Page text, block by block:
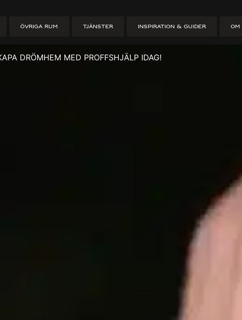
ÖVRIGA RUM TJÄNSTER INSPIRATION & GUIDER OM
Skapa
DRÖMHEM MED PROFFSHJÄLP IDAG!